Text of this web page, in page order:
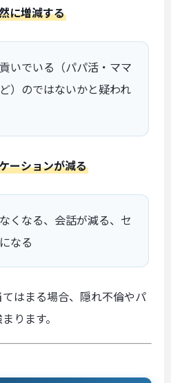
に増減する
いでいる（パパ活・ママ
）のではないかと疑われ
ーションが減る
くなる、会話が減る、セ
なる
はまる場合、隠れ不倫やパ
ります。